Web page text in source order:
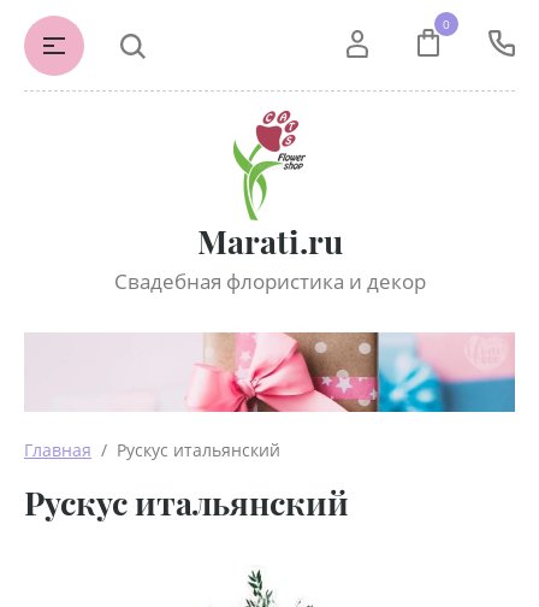
Marati.ru
Свадебная флористика и декор
0
Главная
  /  Рускус итальянский
Рускус итальянский